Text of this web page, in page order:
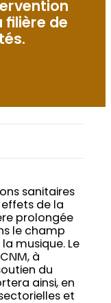
filière de
sanitaires
de la
prolongée
le champ
musique. Le
à
du
ainsi, en
et